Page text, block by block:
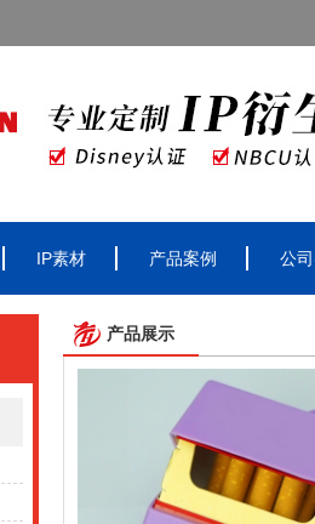
IP素材 产品案例 公
产品展示